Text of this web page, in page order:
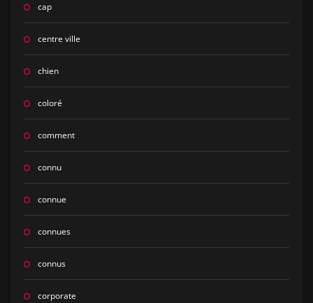
cap
centre ville
chien
coloré
comment
connu
connue
connues
connus
corporate